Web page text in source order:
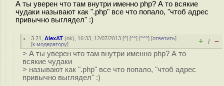
А ты уверен что там внутри именно php? А то всякие
чудаки называют как ".php" все что попало, "чтоб адрес
привычно выглядел" :)
3.21 ,AlexAT (ok), 16:33, 12/07/2013 [^] [^^] [^^^] [ответить]
[к модератору] + / –
> А ты уверен что там внутри именно php? А то
всякие чудаки
> называют как ".php" все что попало, "чтоб адрес
привычно выглядел" :)